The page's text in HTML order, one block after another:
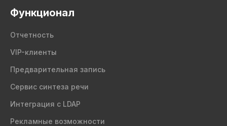
Функционал
Отчетность
VIP-клиенты
Предварительная запись
Сервис синтеза речи
Интеграция с LDAP
Рекламные возможности